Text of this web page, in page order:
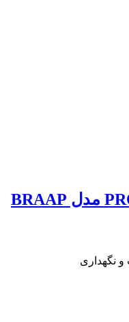
شلوارک مردانه PROPHEUS مدل BRAAP
و نگهداری